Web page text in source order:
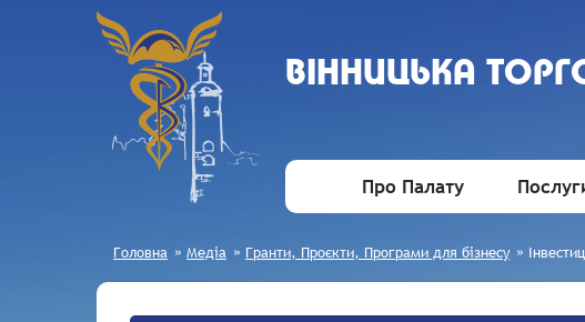
ВIННИЦЬКА
Про Палату
Головна » Медіа » Гранти, Проєкти, Програми для бізнесу »